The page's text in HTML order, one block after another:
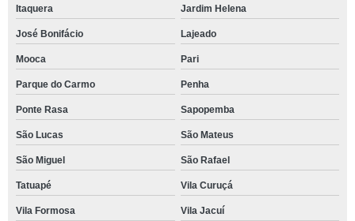
Itaquera Jardim Helena
José Bonifácio Lajeado
Mooca Pari
Parque do Carmo Penha
Ponte Rasa Sapopemba
São Lucas São Mateus
São Miguel São Rafael
Tatuapé Vila Curuçá
Vila Formosa Vila Jacuí